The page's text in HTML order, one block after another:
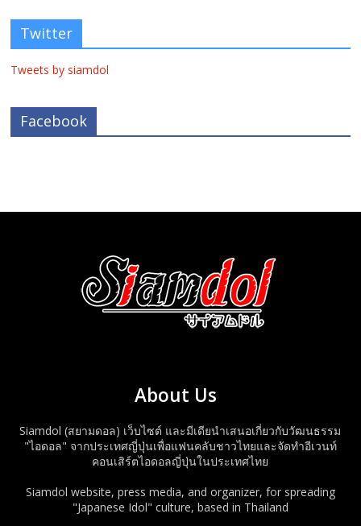
Twitter
Tweets by siamdol
Facebook
About Us
Siamdol (สยามดอล) เว็บไซต์ และมีเดียนำเสนอเกี่ยวกับวัฒนธรรม
"ไอดอล" จากประเทศญี่ปุ่นเพื่อแฟนคลับชาวไทยและจัดทำอีเวนท์
คอนเสิร์ตไอดอลญี่ปุ่นในประเทศไทย
Siamdol website, press media, and organizer, for spreading
"Japanese Idol" culture, based in Thailand